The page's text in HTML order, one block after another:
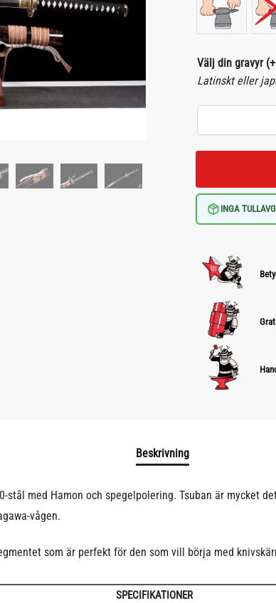
Välj din gravyr (+
Latinskt eller
INGA
Beskrivning
stål med Hamon och spegelpolering. Tsuban är mycket
vågen.
som är perfekt för den som vill börja med
SPECIFIKATIONER